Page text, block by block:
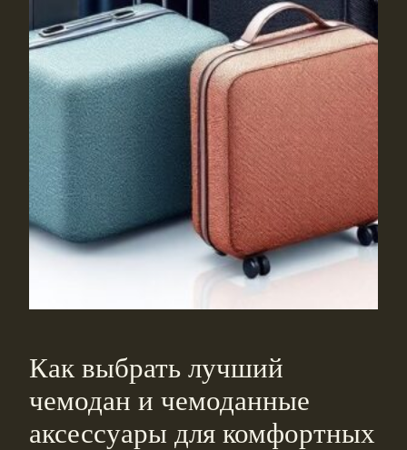
Как выбрать лучший
чемодан и чемоданные
аксессуары для комфортных